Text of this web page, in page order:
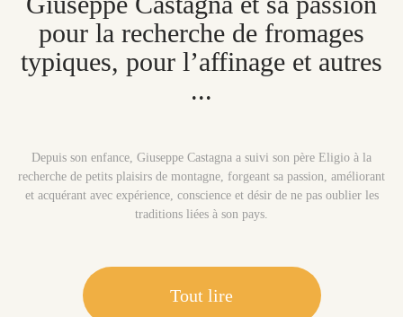
pour la recherche de fromages
typiques, pour l’affinage et autres
...
Depuis son enfance, Giuseppe Castagna a suivi son père Eligio à la
recherche de petits plaisirs de montagne, forgeant sa passion, améliorant
et acquérant avec expérience, conscience et désir de ne pas oublier les
traditions liées à son pays.
Tout lire